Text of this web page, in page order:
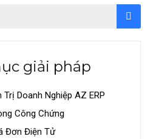
Tìm
giải pháp
Trị Doanh Nghiệp AZ ERP
Công Chứng
Đơn Điện Tử